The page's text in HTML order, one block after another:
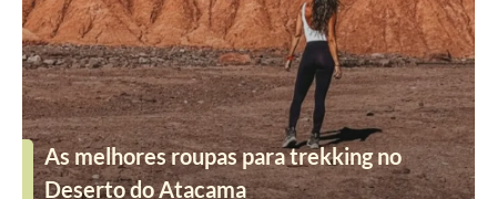
As melhores roupas para trekking no
Deserto do Atacama